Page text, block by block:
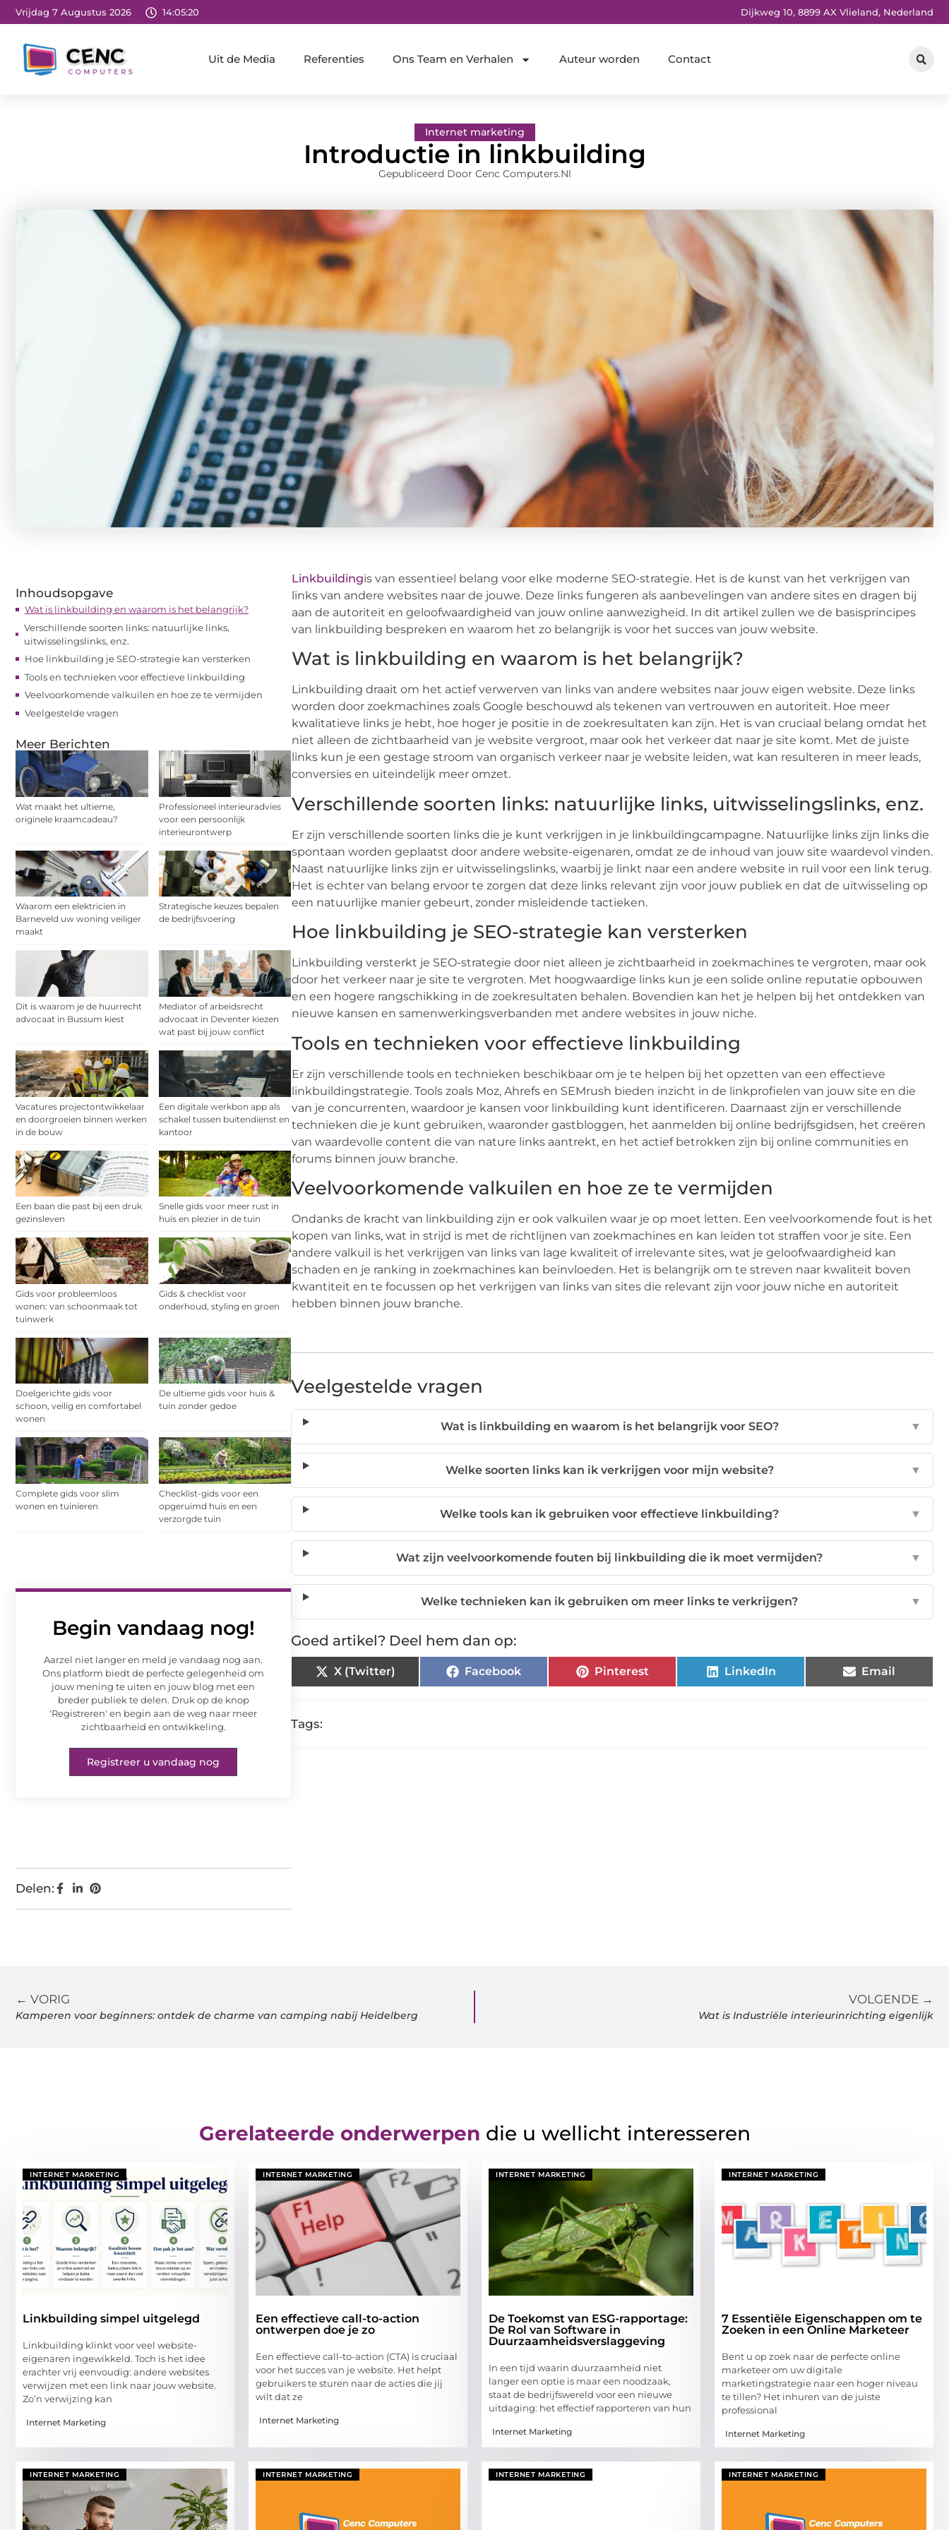
Vrijdag 7 Augustus 2026 14:05:21 Dijkweg 10, 8899 AX Vlieland, Nederland
Uit de Media Referenties Ons Team en Verhalen Auteur worden Contact
Internet marketing
Introductie in linkbuilding
Gepubliceerd Door Cenc Computers.nl
Inhoudsopgave
Wat is linkbuilding en waarom is het belangrijk?
Verschillende soorten links: natuurlijke links,
uitwisselingslinks, enz.
Hoe linkbuilding je SEO-strategie kan versterken
Tools en technieken voor effectieve linkbuilding
Veelvoorkomende valkuilen en hoe ze te vermijden
Veelgestelde vragen
Meer Berichten
Wat maakt het ultieme,
originele kraamcadeau?
Professioneel interieuradvies
voor een persoonlijk
interieurontwerp
Waarom een elektricien in
Barneveld uw woning veiliger
maakt
Strategische keuzes bepalen
de bedrijfsvoering
Dit is waarom je de huurrecht
advocaat in Bussum kiest
Mediator of arbeidsrecht
advocaat in Deventer kiezen
wat past bij jouw conflict
Vacatures projectontwikkelaar
en doorgroeien binnen werken
in de bouw
Een digitale werkbon app als
schakel tussen buitendienst en
kantoor
Een baan die past bij een druk
gezinsleven
Snelle gids voor meer rust in
huis en plezier in de tuin
Gids voor probleemloos
wonen: van schoonmaak tot
tuinwerk
Gids & checklist voor
onderhoud, styling en groen
Doelgerichte gids voor
schoon, veilig en comfortabel
wonen
De ultieme gids voor huis &
tuin zonder gedoe
Complete gids voor slim
wonen en tuinieren
Checklist-gids voor een
opgeruimd huis en een
verzorgde tuin
Begin vandaag nog!
Aarzel niet langer en meld je vandaag nog aan.
Ons platform biedt de perfecte gelegenheid om
jouw mening te uiten en jouw blog met een
breder publiek te delen. Druk op de knop
'Registreren' en begin aan de weg naar meer
zichtbaarheid en ontwikkeling.
Registreer u vandaag nog
Delen:
Linkbuildingis van essentieel belang voor elke moderne SEO-strategie. Het is de kunst van het verkrijgen van
links van andere websites naar de jouwe. Deze links fungeren als aanbevelingen van andere sites en dragen bij
aan de autoriteit en geloofwaardigheid van jouw online aanwezigheid. In dit artikel zullen we de basisprincipes
van linkbuilding bespreken en waarom het zo belangrijk is voor het succes van jouw website.
Wat is linkbuilding en waarom is het belangrijk?
Linkbuilding draait om het actief verwerven van links van andere websites naar jouw eigen website. Deze links
worden door zoekmachines zoals Google beschouwd als tekenen van vertrouwen en autoriteit. Hoe meer
kwalitatieve links je hebt, hoe hoger je positie in de zoekresultaten kan zijn. Het is van cruciaal belang omdat het
niet alleen de zichtbaarheid van je website vergroot, maar ook het verkeer dat naar je site komt. Met de juiste
links kun je een gestage stroom van organisch verkeer naar je website leiden, wat kan resulteren in meer leads,
conversies en uiteindelijk meer omzet.
Verschillende soorten links: natuurlijke links, uitwisselingslinks, enz.
Er zijn verschillende soorten links die je kunt verkrijgen in je linkbuildingcampagne. Natuurlijke links zijn links die
spontaan worden geplaatst door andere website-eigenaren, omdat ze de inhoud van jouw site waardevol vinden.
Naast natuurlijke links zijn er uitwisselingslinks, waarbij je linkt naar een andere website in ruil voor een link terug.
Het is echter van belang ervoor te zorgen dat deze links relevant zijn voor jouw publiek en dat de uitwisseling op
een natuurlijke manier gebeurt, zonder misleidende tactieken.
Hoe linkbuilding je SEO-strategie kan versterken
Linkbuilding versterkt je SEO-strategie door niet alleen je zichtbaarheid in zoekmachines te vergroten, maar ook
door het verkeer naar je site te vergroten. Met hoogwaardige links kun je een solide online reputatie opbouwen
en een hogere rangschikking in de zoekresultaten behalen. Bovendien kan het je helpen bij het ontdekken van
nieuwe kansen en samenwerkingsverbanden met andere websites in jouw niche.
Tools en technieken voor effectieve linkbuilding
Er zijn verschillende tools en technieken beschikbaar om je te helpen bij het opzetten van een effectieve
linkbuildingstrategie. Tools zoals Moz, Ahrefs en SEMrush bieden inzicht in de linkprofielen van jouw site en die
van je concurrenten, waardoor je kansen voor linkbuilding kunt identificeren. Daarnaast zijn er verschillende
technieken die je kunt gebruiken, waaronder gastbloggen, het aanmelden bij online bedrijfsgidsen, het creëren
van waardevolle content die van nature links aantrekt, en het actief betrokken zijn bij online communities en
forums binnen jouw branche.
Veelvoorkomende valkuilen en hoe ze te vermijden
Ondanks de kracht van linkbuilding zijn er ook valkuilen waar je op moet letten. Een veelvoorkomende fout is het
kopen van links, wat in strijd is met de richtlijnen van zoekmachines en kan leiden tot straffen voor je site. Een
andere valkuil is het verkrijgen van links van lage kwaliteit of irrelevante sites, wat je geloofwaardigheid kan
schaden en je ranking in zoekmachines kan beïnvloeden. Het is belangrijk om te streven naar kwaliteit boven
kwantiteit en te focussen op het verkrijgen van links van sites die relevant zijn voor jouw niche en autoriteit
hebben binnen jouw branche.
Veelgestelde vragen
Wat is linkbuilding en waarom is het belangrijk voor SEO? ▼
Welke soorten links kan ik verkrijgen voor mijn website? ▼
Welke tools kan ik gebruiken voor effectieve linkbuilding? ▼
Wat zijn veelvoorkomende fouten bij linkbuilding die ik moet vermijden? ▼
Welke technieken kan ik gebruiken om meer links te verkrijgen? ▼
Goed artikel? Deel hem dan op:
X (Twitter) Facebook Pinterest LinkedIn Email
Tags:
← VORIG
Kamperen voor beginners: ontdek de charme van camping nabij Heidelberg
VOLGENDE →
Wat is Industriële interieurinrichting eigenlijk
Gerelateerde onderwerpen die u wellicht interesseren
INTERNET MARKETING
Linkbuilding simpel uitgelegd
Linkbuilding klinkt voor veel website-
eigenaren ingewikkeld. Toch is het idee
erachter vrij eenvoudig: andere websites
verwijzen met een link naar jouw website.
Zo’n verwijzing kan
Internet Marketing
INTERNET MARKETING
Een effectieve call-to-action
ontwerpen doe je zo
Een effectieve call-to-action (CTA) is cruciaal
voor het succes van je website. Het helpt
gebruikers te sturen naar de acties die jij
wilt dat ze
Internet Marketing
INTERNET MARKETING
De Toekomst van ESG-rapportage:
De Rol van Software in
Duurzaamheidsverslaggeving
In een tijd waarin duurzaamheid niet
langer een optie is maar een noodzaak,
staat de bedrijfswereld voor een nieuwe
uitdaging: het effectief rapporteren van hun
Internet Marketing
INTERNET MARKETING
7 Essentiële Eigenschappen om te
Zoeken in een Online Marketeer
Bent u op zoek naar de perfecte online
marketeer om uw digitale
marketingstrategie naar een hoger niveau
te tillen? Het inhuren van de juiste
professional
Internet Marketing
INTERNET MARKETING INTERNET MARKETING INTERNET MARKETING INTERNET MARKETING